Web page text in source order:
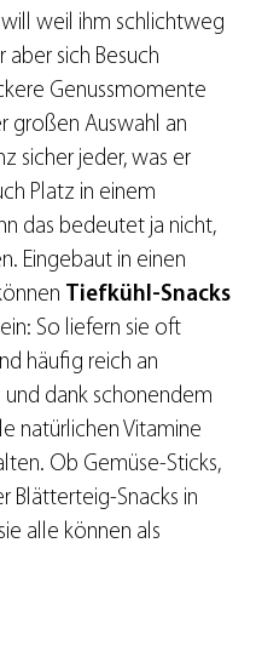
weil ihm schlichtweg
sich Besuch
Genussmomente
großen Auswahl an
sicher jeder, was er
Platz in einem
das bedeutet ja nicht,
Eingebaut in einen
Tiefkühl-Snacks
So liefern sie oft
häufig reich an
dank schonendem
natürlichen Vitamine
Ob Gemüse-Sticks,
Blätterteig-Snacks in
alle können als